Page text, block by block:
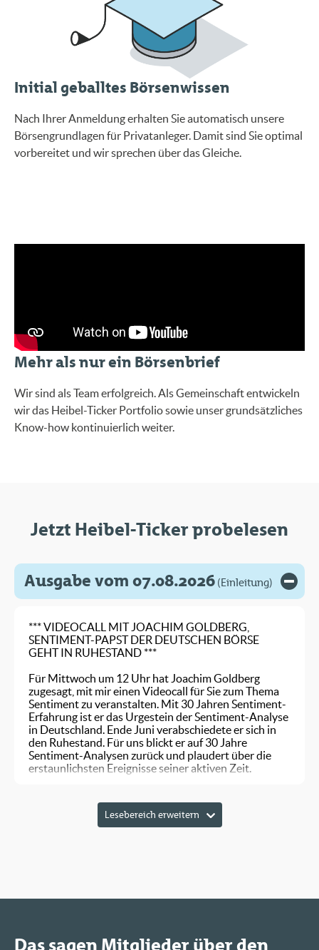
Initial geballtes Börsenwissen
Nach Ihrer Anmeldung erhalten Sie automatisch unsere
Börsengrundlagen für Privatanleger. Damit sind Sie optimal
vorbereitet und wir sprechen über das Gleiche.
Mehr als nur ein Börsenbrief
Wir sind als Team erfolgreich. Als Gemeinschaft entwickeln
wir das Heibel-Ticker Portfolio sowie unser grundsätzliches
Know-how kontinuierlich weiter.
Jetzt Heibel-Ticker probelesen
Ausgabe vom 07.08.2026 (Einleitung)
*** VIDEOCALL MIT JOACHIM GOLDBERG,
SENTIMENT-PAPST DER DEUTSCHEN BÖRSE
GEHT IN RUHESTAND ***
Für Mittwoch um 12 Uhr hat Joachim Goldberg
zugesagt, mit mir einen Videocall für Sie zum Thema
Sentiment zu veranstalten. Mit 30 Jahren Sentiment-
Erfahrung ist er das Urgestein der Sentiment-Analyse
in Deutschland. Ende Juni verabschiedete er sich in
den Ruhestand. Für uns blickt er auf 30 Jahre
Sentiment-Analysen zurück und plaudert über die
erstaunlichsten Ereignisse seiner aktiven Zeit.
Ich schicke Ihnen den Link Anfang nächster Woche.
SENTIMENT-PAPST DER DEUTSCHEN BÖRSE
Lesebereich erweitern
Das sagen Mitglieder über den